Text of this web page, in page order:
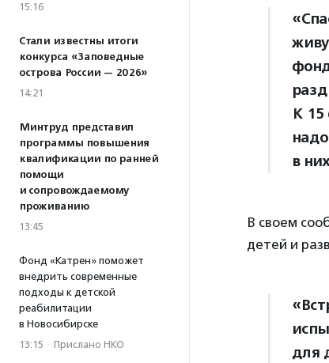
15:16
Стали известны итоги
конкурса «Заповедные
острова России — 2026»
14:21
Минтруд представил
программы повышения
квалификации по ранней
помощи
и сопровождаемому
проживанию
13:45
Фонд «Катрен» поможет
внедрить современные
подходы к детской
реабилитации
в Новосибирске
13:15 · Прислано НКО
К 15
в
В своем
детей и
для